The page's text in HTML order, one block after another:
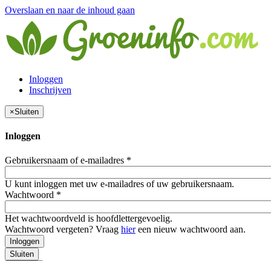
Overslaan en naar de inhoud gaan
Inloggen
Inschrijven
×Sluiten
Inloggen
Gebruikersnaam of e-mailadres *
U kunt inloggen met uw e-mailadres of uw gebruikersnaam.
Wachtwoord *
Het wachtwoordveld is hoofdlettergevoelig.
Wachtwoord vergeten? Vraag hiereen nieuw wachtwoord aan.
Inloggen
Sluiten